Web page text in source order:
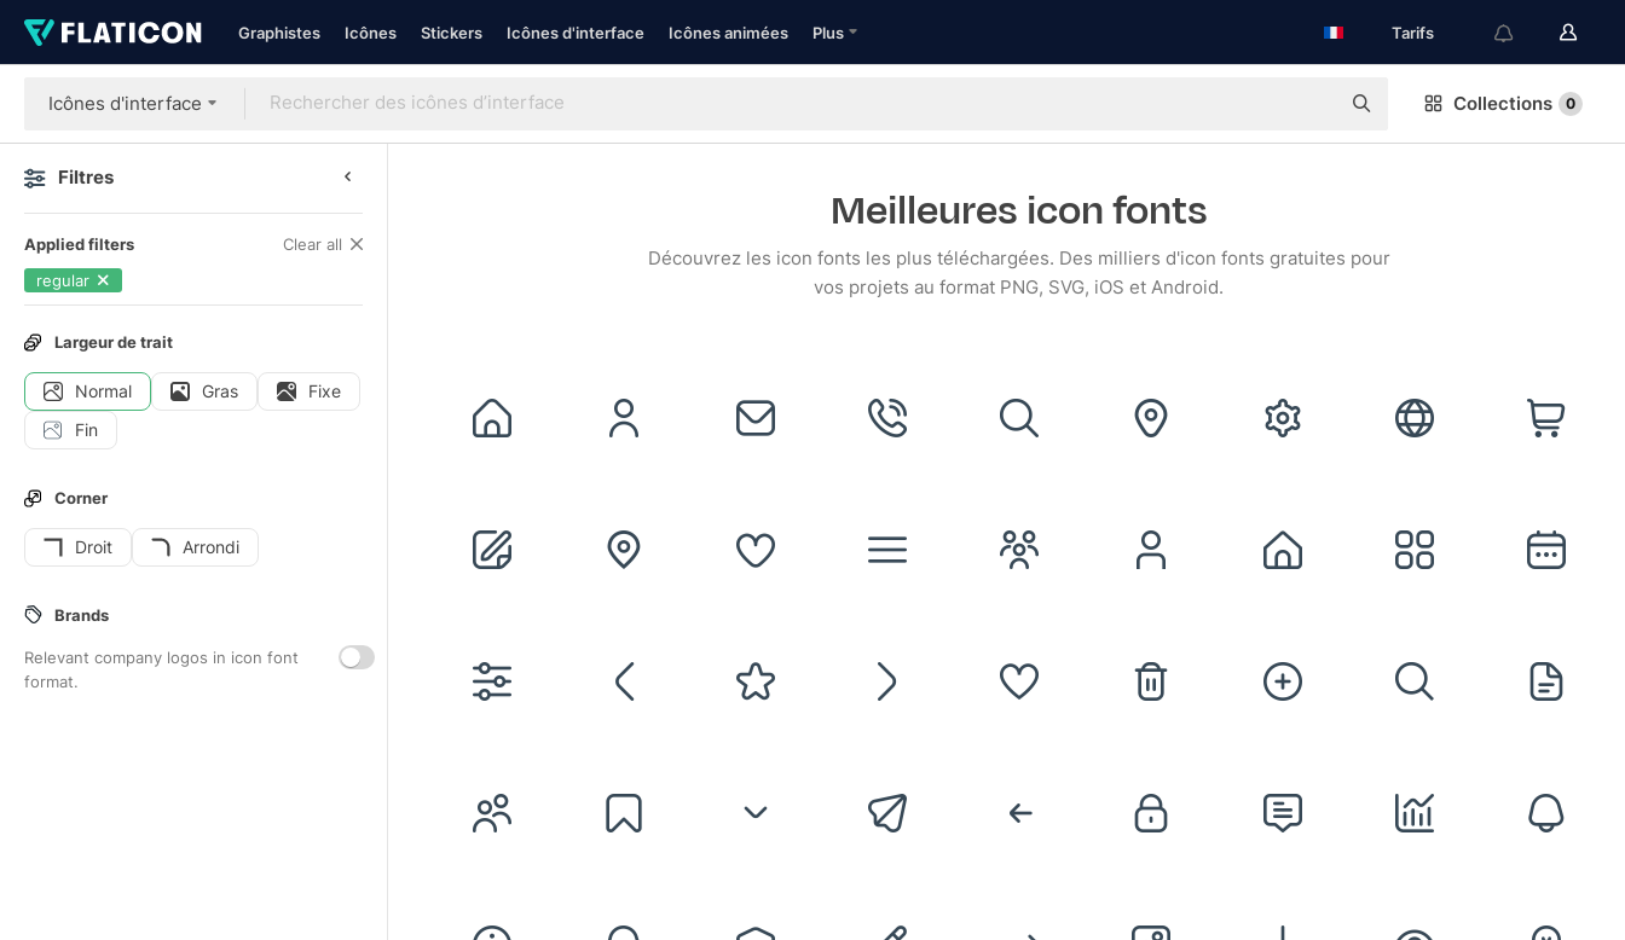
Graphistes Icônes Stickers Icônes d'interface Icônes animées Plus Tarifs
Icônes d'interface Collections 0
Filtres
Applied filters
Clear all
regular
Largeur de trait
Normal Gras
Fixe
Fin
Corner
Droit Arrondi
Brands
Relevant company logos in icon font
format.
Meilleures icon fonts
Découvrez les icon fonts les plus téléchargées. Des milliers d'icon fonts gratuites pour
vos projets au format PNG, SVG, iOS et Android.